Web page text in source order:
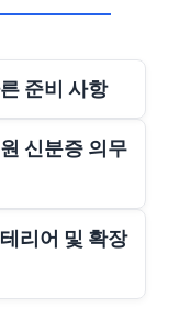
준비 사항
신분증 의무
리어 및 확장